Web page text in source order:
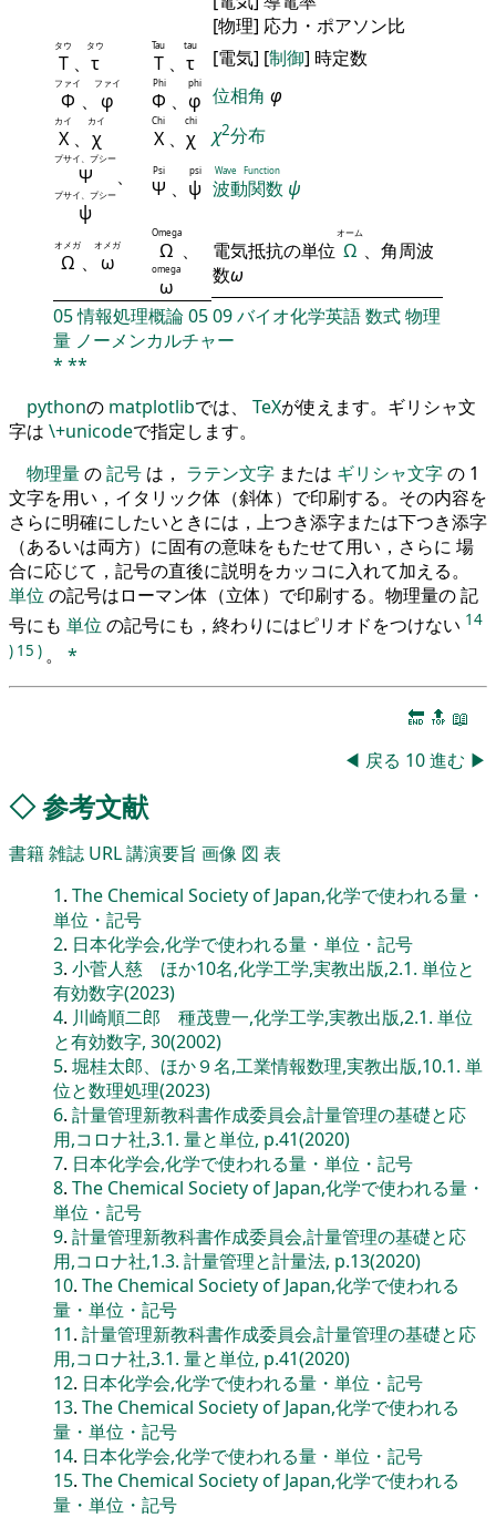
[物理] 応力・ポアソン比
Τ
タウ
、 τ
タウ
Τ
Tau
、 τ
tau
[電気] [制御] 時定数
Φ
ファイ
、 φ
ファイ
Φ
Phi
、 φ
phi
位相角 φ
Χ
カイ
、 χ
カイ
Χ
Chi
、 χ
chi
χ2分布
Ψ
プサイ、プシー
、
ψ
プサイ、プシー Ψ
Psi
、 ψ
psi
波動関数
Wave Function
ψ
Ω
オメガ
、 ω
オメガ Ω
Omega
、
ω
omega
電気抵抗の単位 Ω
オーム
、角周波
数ω
05情報処理概論0509バイオ化学英語数式物理
量 ノーメンカルチャー
* **
pythonの matplotlibでは、 TeXが使えます。ギリシャ文
字は \+unicodeで指定します。
物理量の記号 は， ラテン文字 または ギリシャ文字の 1
文字を用い，イタリック体（斜体）で印刷する。その内容を
さらに明確にしたいときには，上つき添字または下つき添字
（あるいは両方）に固有の意味をもたせて用い，さらに 場
合に応じて，記号の直後に説明をカッコに入れて加える。
単位 の記号はローマン体（立体）で印刷する。物理量の 記
号にも 単位 の記号にも，終わりにはピリオドをつけない 14
) 15 ) 。 *
🔚 🔝 📖
◀ 戻る 10進む ▶
◇参考文献
書籍雑誌 URL講演要旨 画像 図 表
1. The Chemical Society of Japan,化学で使われる量・
単位・記号
2. 日本化学会,化学で使われる量・単位・記号
3. 小菅人慈 ほか10名,化学工学,実教出版,2.1. 単位と
有効数字(2023)
4. 川崎順二郎 種茂豊一,化学工学,実教出版,2.1. 単位
と有効数字, 30(2002)
5. 堀桂太郎、ほか９名,工業情報数理,実教出版,10.1. 単
位と数理処理(2023)
6. 計量管理新教科書作成委員会,計量管理の基礎と応
用,コロナ社,3.1. 量と単位, p.41(2020)
7. 日本化学会,化学で使われる量・単位・記号
8. The Chemical Society of Japan,化学で使われる量・
単位・記号
9. 計量管理新教科書作成委員会,計量管理の基礎と応
用,コロナ社,1.3. 計量管理と計量法, p.13(2020)
10. The Chemical Society of Japan,化学で使われる
量・単位・記号
11. 計量管理新教科書作成委員会,計量管理の基礎と応
用,コロナ社,3.1. 量と単位, p.41(2020)
12. 日本化学会,化学で使われる量・単位・記号
13. The Chemical Society of Japan,化学で使われる
量・単位・記号
14. 日本化学会,化学で使われる量・単位・記号
15. The Chemical Society of Japan,化学で使われる
量・単位・記号